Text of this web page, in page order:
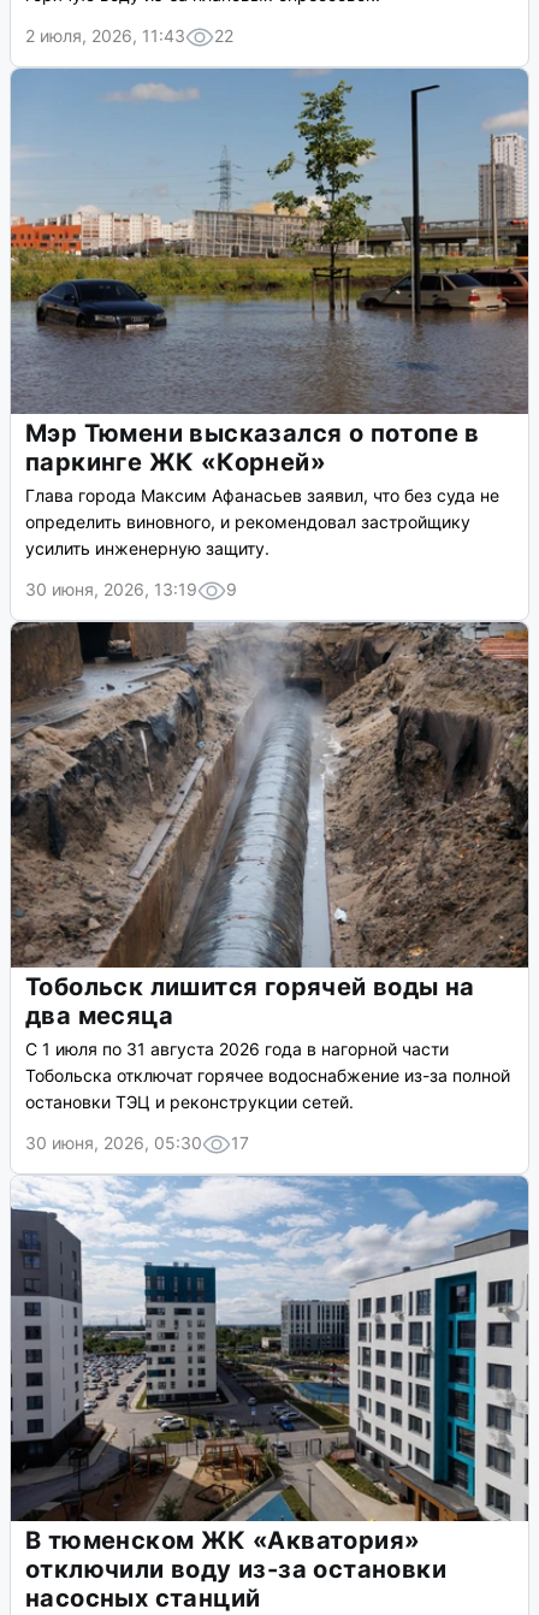
2 июля, 2026, 11:43
22
Мэр Тюмени высказался о потопе в
паркинге ЖК «Корней»
Глава города Максим Афанасьев заявил, что без суда не
определить виновного, и рекомендовал застройщику
усилить инженерную защиту.
30 июня, 2026, 13:19
9
Тобольск лишится горячей воды на
два месяца
С 1 июля по 31 августа 2026 года в нагорной части
Тобольска отключат горячее водоснабжение из-за полной
остановки ТЭЦ и реконструкции сетей.
30 июня, 2026, 05:30
17
В тюменском ЖК «Акватория»
отключили воду из-за остановки
насосных станций